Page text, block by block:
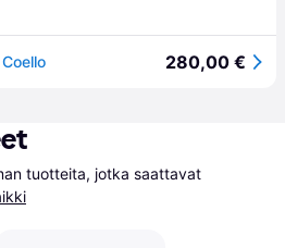
280,00 €
tuotteita, jotka saattavat